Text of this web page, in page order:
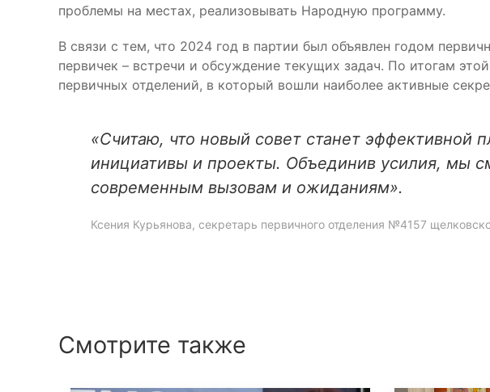
проблемы на местах, реализовывать Народную программу.
В связи с тем, что 2024 год в партии был объявлен годом
первичек – встречи и обсуждение текущих задач. По итогам
первичных отделений, в который вошли наиболее активные
«Считаю, что новый совет станет
инициативы и проекты. Объединив усилия, мы
современным вызовам и ожиданиям».
Ксения Курьянова, секретарь первичного отделения №4157
Смотрите также